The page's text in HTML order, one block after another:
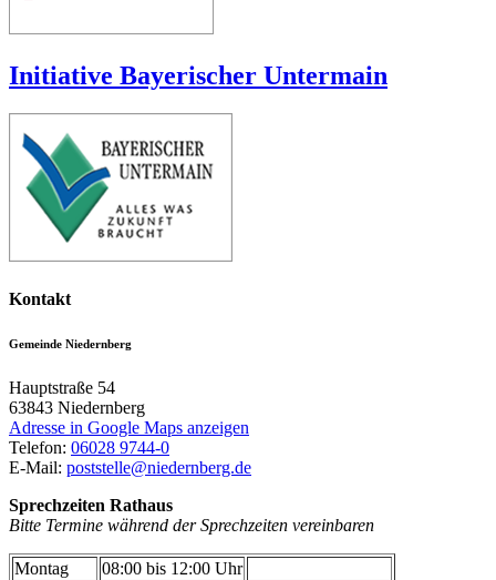
Initiative Bayerischer Untermain
Kontakt
Gemeinde Niedernberg
Hauptstraße 54
63843 Niedernberg
Adresse in Google Maps anzeigen
Telefon: 06028 9744-0
E-Mail: poststelle@niedernberg.de
Sprechzeiten Rathaus
Bitte Termine während der Sprechzeiten vereinbaren
Montag
08:00 bis 12:00 Uhr